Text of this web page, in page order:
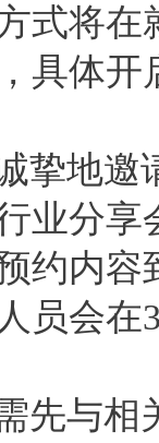
式将在
具体
挚地邀
业分
约内容
员会
先与相